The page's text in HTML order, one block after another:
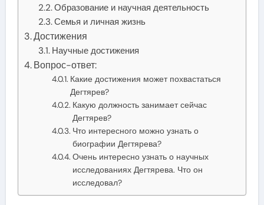
Образование и научная деятельность
Семья и личная жизнь
Достижения
Научные достижения
Вопрос-ответ:
Какие достижения может похвастаться
Дегтярев?
Какую должность занимает сейчас
Дегтярев?
Что интересного можно узнать о
биографии Дегтярева?
Очень интересно узнать о научных
исследованиях Дегтярева. Что он
исследовал?